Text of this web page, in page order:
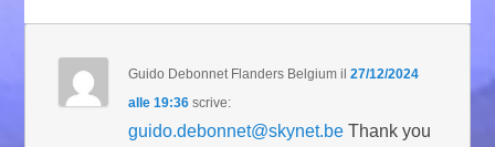
Guido Debonnet Flanders Belgium il27/12/2024
alle 19:36 scrive:
guido.debonnet@skynet.be Thank you